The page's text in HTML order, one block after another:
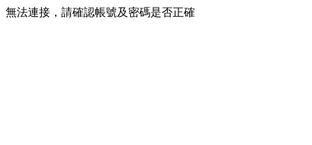
無法連接，請確認帳號及密碼是否正確